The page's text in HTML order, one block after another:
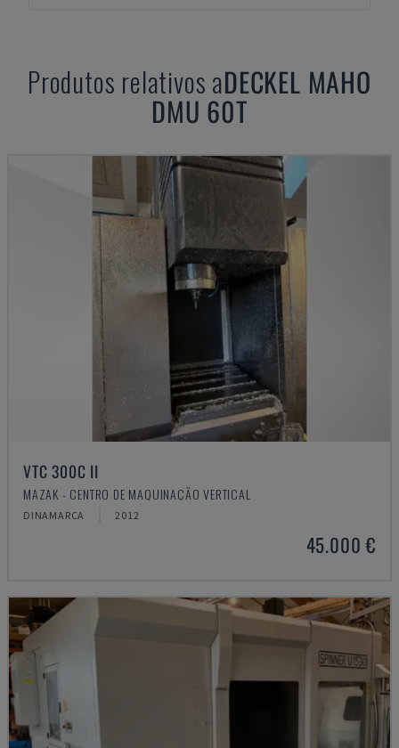
Produtos relativos aDECKEL MAHO
DMU 60T
VTC 300C II
MAZAK - CENTRO DE MAQUINAÇÃO VERTICAL
DINAMARCA 2012
45.000 €